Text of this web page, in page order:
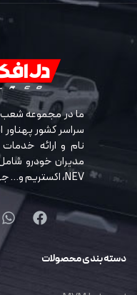
ما در مجموعه شعب
سراسر کشور پهناور
نام و ارائه
مدیران خودرو
NEV، اکستریم و… جهت ثبت نام با ما تماس بگیرید.
دسته بندی محصولات